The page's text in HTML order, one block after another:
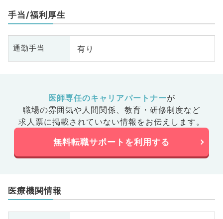
手当/福利厚生
通勤手当 有り
医師専任のキャリアパートナーが
職場の雰囲気や人間関係、 教育・研修制度など
求人票に掲載されていない情報をお伝えします。
無料転職サポートを利用する
医療機関情報